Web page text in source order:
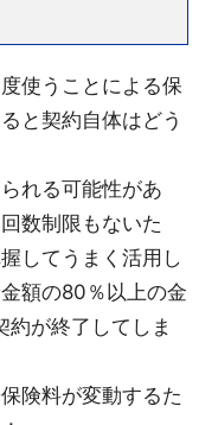
使うことによる保
と契約自体はどう
れる可能性があ
数制限もないた
してうまく活用し
額の80％以上の金
約が終了してしま
険料が変動するた